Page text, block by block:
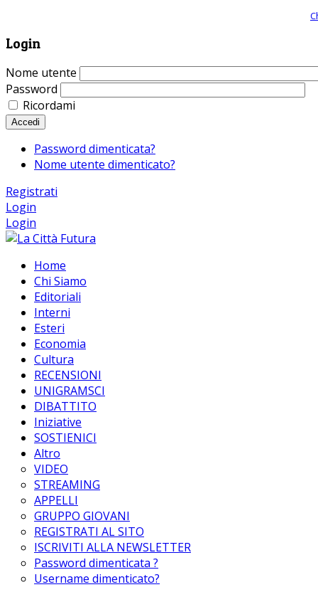
Login
Nome utente
Password
Ricordami
Accedi
Password dimenticata?
Nome utente dimenticato?
Registrati
Login
Login
Home
Chi Siamo
Editoriali
Interni
Esteri
Economia
Cultura
RECENSIONI
UNIGRAMSCI
DIBATTITO
Iniziative
SOSTIENICI
Altro
VIDEO
STREAMING
APPELLI
GRUPPO GIOVANI
REGISTRATI AL SITO
ISCRIVITI ALLA NEWSLETTER
Password dimenticata ?
Username dimenticato?